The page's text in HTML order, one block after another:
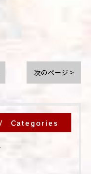
次のページ >
Categories